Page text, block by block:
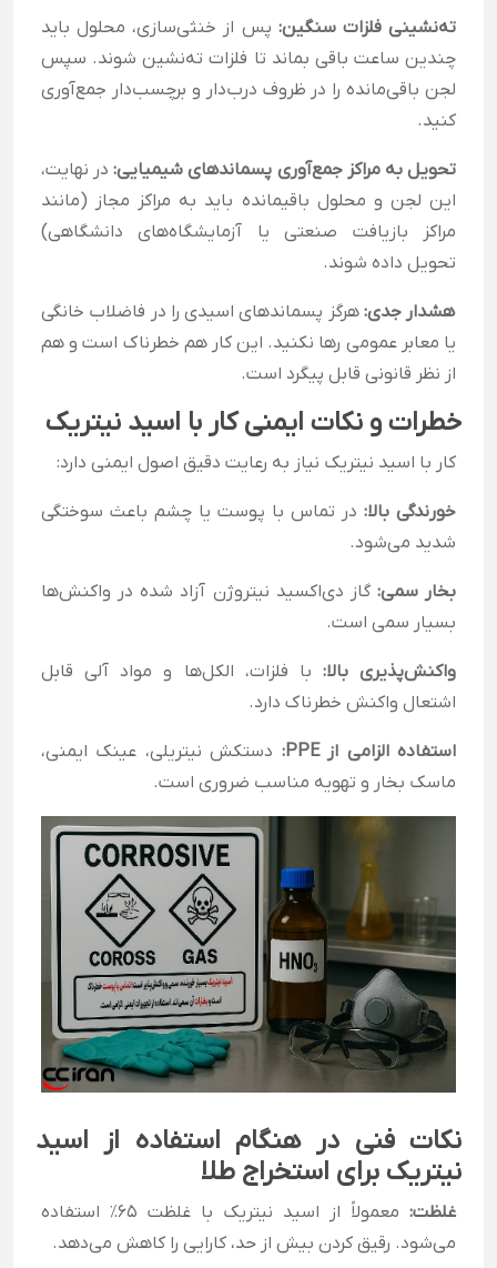
ته‌نشینی فلزات سنگین: پس از خنثی‌سازی، محلول باید
چندین ساعت باقی بماند تا فلزات ته‌نشین شوند. سپس
لجن باقی‌مانده را در ظروف درب‌دار و برچسب‌دار جمع‌آوری
کنید.
تحویل به مراکز جمع‌آوری پسماندهای شیمیایی:در نهایت،
این لجن و محلول باقیمانده باید به مراکز مجاز (مانند
مراکز بازیافت صنعتی یا آزمایشگاه‌های دانشگاهی)
تحویل داده شوند.
هشدار جدی: هرگز پسماندهای اسیدی را در فاضلاب خانگی
یا معابر عمومی رها نکنید. این کار هم خطرناک است و هم
از نظر قانونی قابل پیگرد است.
خطرات و نکات ایمنی کار با اسید نیتریک
کار با اسید نیتریک نیاز به رعایت دقیق اصول ایمنی دارد:
خورندگی بالا: در تماس با پوست یا چشم باعث سوختگی
شدید می‌شود.
بخار سمی: گاز دی‌اکسید نیتروژن آزاد شده در واکنش‌ها
بسیار سمی است.
واکنش‌پذیری بالا: با فلزات، الکل‌ها و مواد آلی قابل
اشتعال واکنش خطرناک دارد.
استفاده الزامی از PPE:
دستکش نیتریلی، عینک ایمنی،
ماسک بخار و تهویه مناسب ضروری است.
نکات فنی در هنگام استفاده از اسید
نیتریک برای استخراج طلا
غلظت:
معمولاً از اسید نیتریک با غلظت ۶۵٪ استفاده
می‌شود. رقیق کردن بیش از حد، کارایی را کاهش می‌دهد.